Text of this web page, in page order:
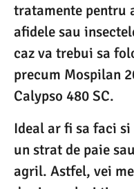
tratamente pentru
afidele sau
caz va trebui sa
precum Mospilan
Calypso 480 SC.
Ideal ar fi sa faci
un strat de paie
agril. Astfel, vei